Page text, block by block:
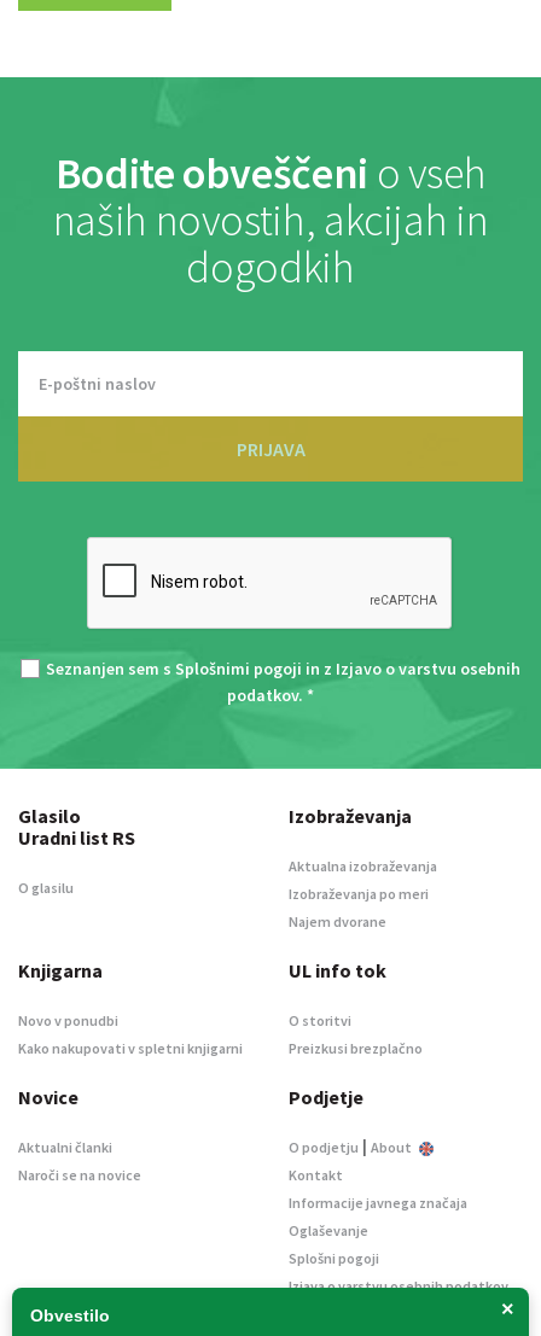
Bodite obveščeni o vseh
naših novostih, akcijah in
dogodkih
PRIJAVA
Seznanjen sem s Splošnimi pogoji in z Izjavo o varstvu osebnih
podatkov. *
×
Obvestilo
Glasilo
Uradni list RS
O glasilu
Izobraževanja
Aktualna izobraževanja
Izobraževanja po meri
Najem dvorane
Knjigarna
Novo v ponudbi
Kako nakupovati v spletni knjigarni
UL info tok
O storitvi
Preizkusi brezplačno
Novice
Aktualni članki
Naroči se na novice
Podjetje
O podjetju | About
Kontakt
Informacije javnega značaja
Oglaševanje
Splošni pogoji
Izjava o varstvu osebnih podatkov